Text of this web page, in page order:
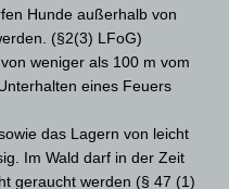
Hunde außerhalb von
(§2(3) LFoG)
weniger als 100 m vom
eines Feuers
das Lagern von leicht
Im Wald darf in der Zeit
geraucht werden (§ 47 (1)